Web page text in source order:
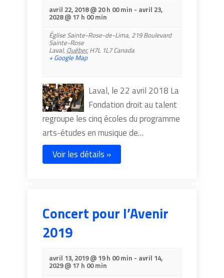
avril 22, 2018 @ 20 h 00 min - avril 23,
2028 @ 17 h 00 min
Église Sainte-Rose-de-Lima, 219 Boulevard
Sainte-Rose
Laval, Québec H7L 1L7 Canada
+ Google Map
Laval, le 22 avril 2018 La
Fondation droit au talent
regroupe les cinq écoles du programme
arts-études en musique de…
Voir les détails »
Concert pour l’Avenir
2019
avril 13, 2019 @ 19 h 00 min - avril 14,
2029 @ 17 h 00 min